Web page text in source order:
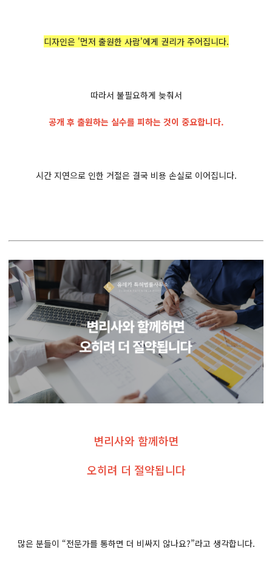
디자인은 '먼저 출원한 사람'에게 권리가 주어집니다.
따라서 불필요하게 늦춰서
공개 후 출원하는 실수를 피하는 것이 중요합니다.
시간 지연으로 인한 거절은 결국 비용 손실로 이어집니다.
변리사와 함께하면
오히려 더 절약됩니다
많은 분들이 “전문가를 통하면 더 비싸지 않나요?”라고 생각합니다.